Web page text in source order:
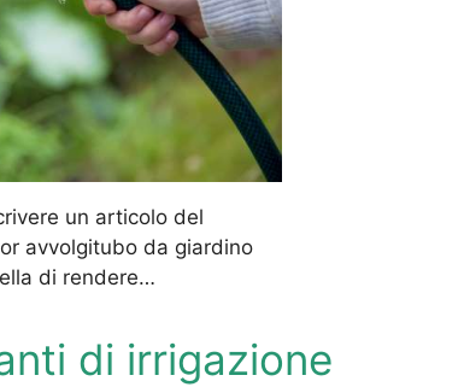
un articolo del
avvolgitubo da giardino
di rendere…
di irrigazione